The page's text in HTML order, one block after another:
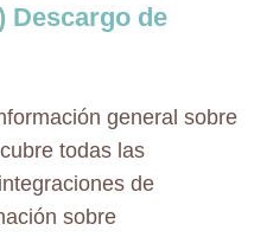
Descargo de
general sobre
todas las
de
sobre